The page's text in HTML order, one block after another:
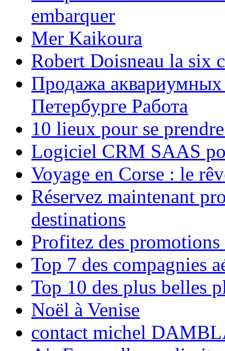
embarquer
Mer Kaikoura
Robert Doisneau la six
Продажа аквариумных
Петербурге Работа
10 lieux pour se
Logiciel CRM SAAS
Voyage en Corse : le
Réservez maintenant
destinations
Profitez des
Top 7 des compagnies
Top 10 des plus belles
Noël à Venise
contact michel